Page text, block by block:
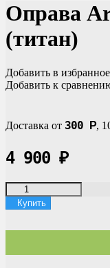
Оправа
(титан)
Добавить в избранное
Добавить к
Доставка от 300 Р,
4 900 ₽
Купить